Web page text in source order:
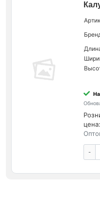
цена:
-